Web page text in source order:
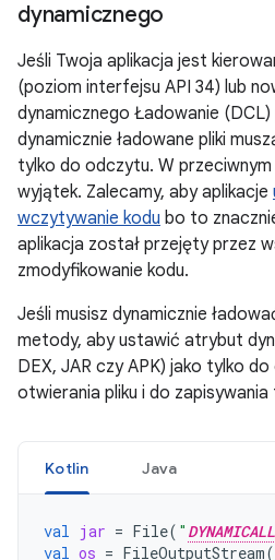
dynamicznego
Jeśli Twoja aplikacja jest
(poziom interfejsu API 34) lub
dynamicznego Ładowanie
dynamicznie ładowane pliki
tylko do odczytu. W
wyjątek. Zalecamy, aby aplikacje
wczytywanie kodu bo to
aplikacja został przejęty przez
zmodyfikowanie kodu.
Jeśli musisz dynamicznie
metody, aby ustawić atrybut
DEX, JAR czy APK) jako tylko
otwierania pliku i do
Kotlin Java
val jar = File( "
val os = FileOutputStream(